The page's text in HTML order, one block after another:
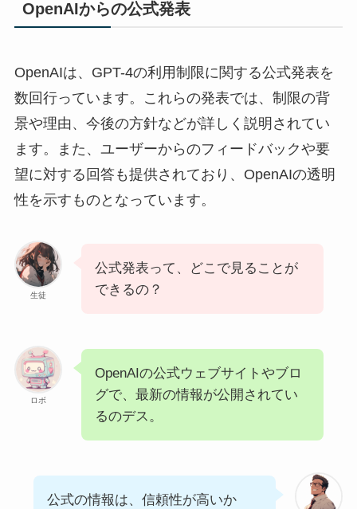
OpenAIからの公式発表
OpenAIは、GPT-4の利用制限に関する公式発表を
数回行っています。これらの発表では、制限の背
景や理由、今後の方針などが詳しく説明されてい
ます。また、ユーザーからのフィードバックや要
望に対する回答も提供されており、OpenAIの透明
性を示すものとなっています。
生徒
公式発表って、どこで見ることが
できるの？
ロボ
OpenAIの公式ウェブサイトやブロ
グで、最新の情報が公開されてい
るのデス。
公式の情報は、信頼性が高いか